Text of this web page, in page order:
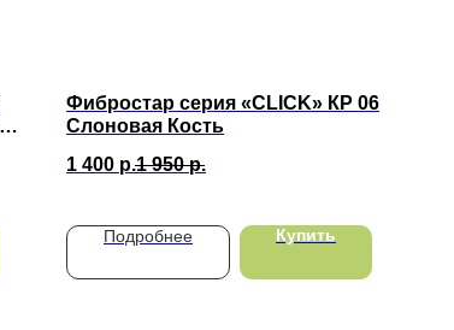
Фибростар серия «CLICK» КP 06
Слоновая Кость
1 400 р.1 950 р.
Подробнее Купить